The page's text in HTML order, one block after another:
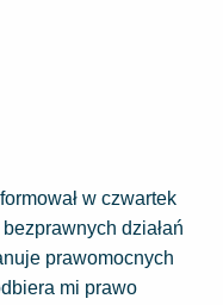
w czwartek
działań
prawomocnych
mi prawo